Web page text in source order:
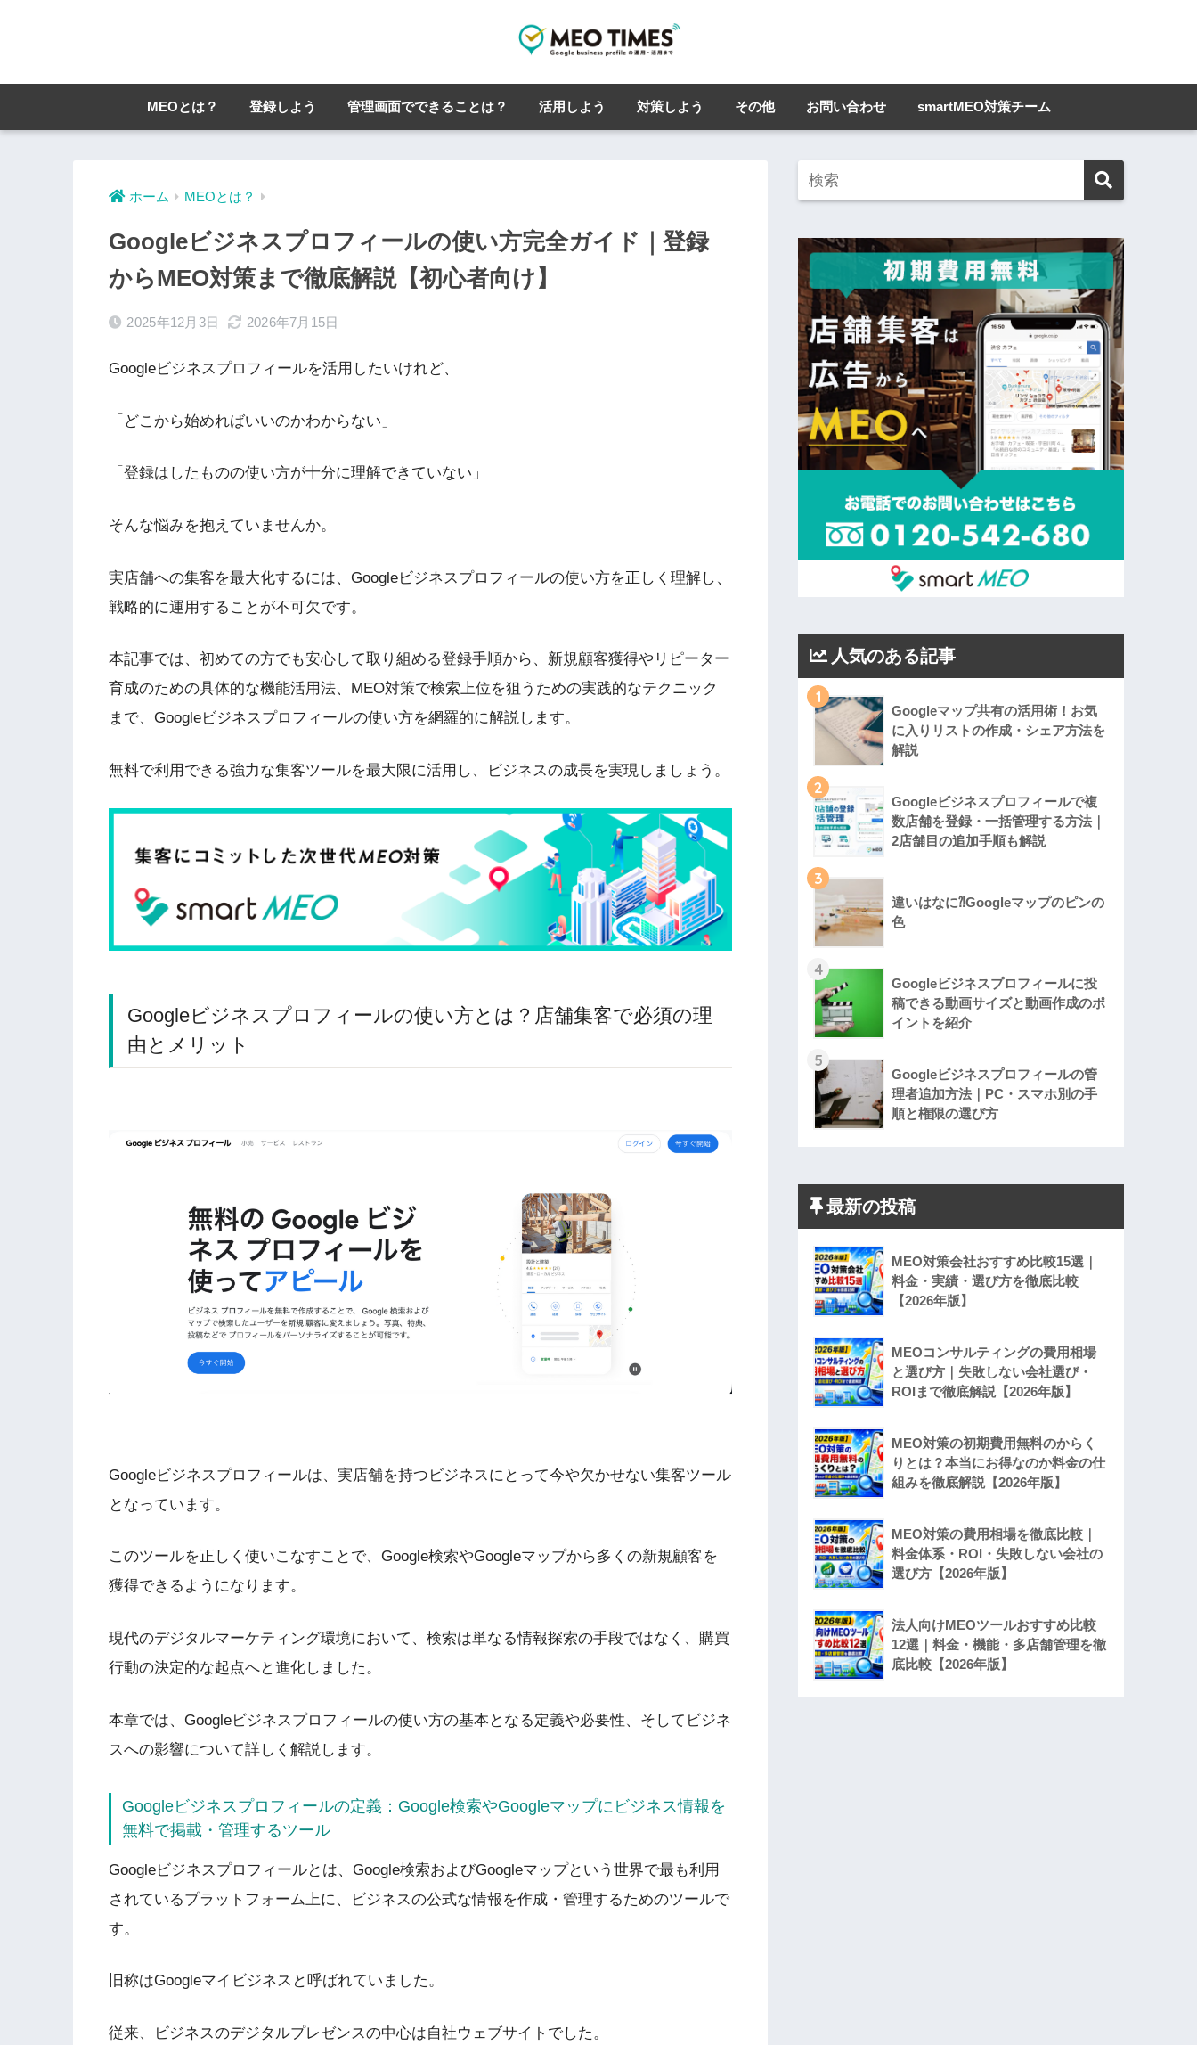
MEOとは？ 登録しよう 管理画面でできることは？ 活用しよう 対策しよう その他 お問い合わせ smartMEO対策チーム
ホーム MEOとは？
Googleビジネスプロフィールの使い方完全ガイド｜登録
からMEO対策まで徹底解説【初心者向け】
2025年12月3日 2026年7月15日
Googleビジネスプロフィールを活用したいけれど、
「どこから始めればいいのかわからない」
「登録はしたものの使い方が十分に理解できていない」
そんな悩みを抱えていませんか。
実店舗への集客を最大化するには、Googleビジネスプロフィールの使い方を正しく理解し、
戦略的に運用することが不可欠です。
本記事では、初めての方でも安心して取り組める登録手順から、新規顧客獲得やリピーター
育成のための具体的な機能活用法、MEO対策で検索上位を狙うための実践的なテクニック
まで、Googleビジネスプロフィールの使い方を網羅的に解説します。
無料で利用できる強力な集客ツールを最大限に活用し、ビジネスの成長を実現しましょう。
Googleビジネスプロフィールの使い方とは？店舗集客で必須の理
由とメリット
Googleビジネスプロフィールは、実店舗を持つビジネスにとって今や欠かせない集客ツール
となっています。
このツールを正しく使いこなすことで、Google検索やGoogleマップから多くの新規顧客を
獲得できるようになります。
現代のデジタルマーケティング環境において、検索は単なる情報探索の手段ではなく、購買
行動の決定的な起点へと進化しました。
本章では、Googleビジネスプロフィールの使い方の基本となる定義や必要性、そしてビジネ
スへの影響について詳しく解説します。
Googleビジネスプロフィールの定義：Google検索やGoogleマップにビジネス情報を
無料で掲載・管理するツール
Googleビジネスプロフィールとは、Google検索およびGoogleマップという世界で最も利用
されているプラットフォーム上に、ビジネスの公式な情報を作成・管理するためのツールで
す。
旧称はGoogleマイビジネスと呼ばれていました。
従来、ビジネスのデジタルプレゼンスの中心は自社ウェブサイトでした。
人気のある記事
1
Googleマップ共有の活用術！お気
に入りリストの作成・シェア方法を
解説
2
Googleビジネスプロフィールで複
数店舗を登録・一括管理する方法｜
2店舗目の追加手順も解説
3
違いはなに⁈Googleマップのピンの
色
4
Googleビジネスプロフィールに投
稿できる動画サイズと動画作成のポ
イントを紹介
5
Googleビジネスプロフィールの管
理者追加方法｜PC・スマホ別の手
順と権限の選び方
最新の投稿
MEO対策会社おすすめ比較15選｜
料金・実績・選び方を徹底比較
【2026年版】
MEOコンサルティングの費用相場
と選び方｜失敗しない会社選び・
ROIまで徹底解説【2026年版】
MEO対策の初期費用無料のからく
りとは？本当にお得なのか料金の仕
組みを徹底解説【2026年版】
MEO対策の費用相場を徹底比較｜
料金体系・ROI・失敗しない会社の
選び方【2026年版】
法人向けMEOツールおすすめ比較
12選｜料金・機能・多店舗管理を徹
底比較【2026年版】